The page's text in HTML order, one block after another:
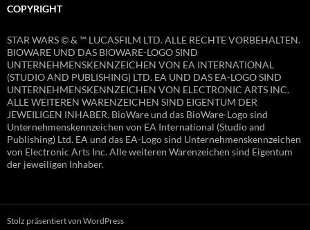
COPYRIGHT
STAR WARS © & ™ LUCASFILM LTD. ALLE RECHTE VORBEHALTEN.
BIOWARE UND DAS BIOWARE-LOGO SIND
UNTERNEHMENSKENNZEICHEN VON EA INTERNATIONAL
(STUDIO AND PUBLISHING) LTD. EA UND DAS EA-LOGO SIND
UNTERNEHMENSKENNZEICHEN VON ELECTRONIC ARTS INC.
ALLE WEITEREN WARENZEICHEN SIND EIGENTUM DER
JEWEILIGEN INHABER. BioWare und das BioWare-Logo sind
Unternehmenskennzeichen von EA International (Studio and
Publishing) Ltd. EA und das EA-Logo sind Unternehmenskennzeichen
von Electronic Arts Inc. Alle weiteren Warenzeichen sind Eigentum
der jeweiligen Inhaber.
Stolz präsentiert von WordPress